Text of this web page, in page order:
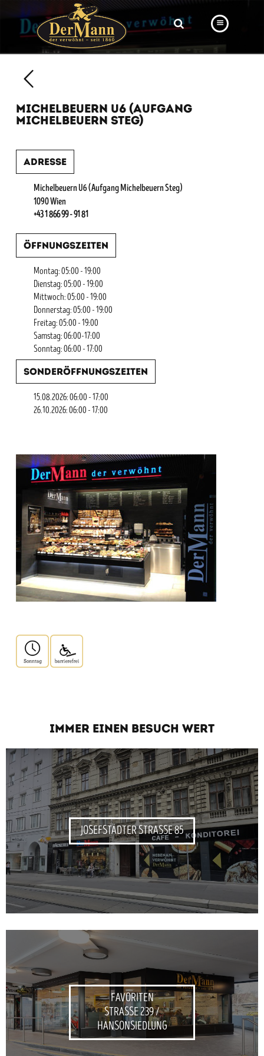
BÄCKEREI
NEWS
MICHELBEUERN U6 (AUFGANG
MICHELBEUERN STEG)
Adresse
Michelbeuern U6 (Aufgang Michelbeuern Steg)
1090 Wien
+43 1 866 99 - 91 81
Öffnungszeiten
Montag: 05:00 - 19:00
Dienstag: 05:00 - 19:00
Mittwoch: 05:00 - 19:00
Donnerstag: 05:00 - 19:00
Freitag: 05:00 - 19:00
Samstag: 06:00-17:00
Sonntag: 06:00 - 17:00
Sonderöffnungszeiten
15.08.2026: 06:00 - 17:00
26.10.2026: 06:00 - 17:00
IMMER EINEN BESUCH WERT
JOSEFSTÄDTER STRASSE 85
FAVORITEN
STRASSE 239 /
HANSONSIEDLUNG